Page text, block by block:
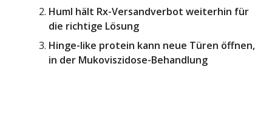
Huml hält Rx-Versandverbot weiterhin für
die richtige Lösung
Hinge-like protein kann neue Türen öffnen,
in der Mukoviszidose-Behandlung